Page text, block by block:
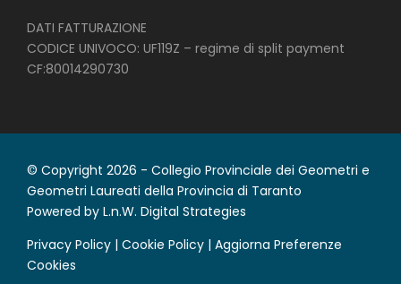
DATI FATTURAZIONE
CODICE UNIVOCO: UF119Z – regime di split payment
CF:80014290730
© Copyright 2026 - Collegio Provinciale dei Geometri e
Geometri Laureati della Provincia di Taranto
Powered by L.n.W. Digital Strategies
Privacy Policy | Cookie Policy | Aggiorna Preferenze
Cookies